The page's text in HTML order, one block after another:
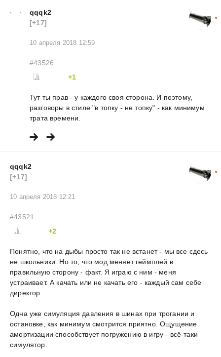
qqqk2
[+17]
10 апреля 2018 12:59
#43526
+1
Тут ты прав - у каждого своя сторона. И поэтому,
разговоры в стиле "в топку - не топку" - как минимум
трата времени.
qqqk2
[+17]
10 апреля 2018 12:21
#43521
+2
Понятно, что на дыбы просто так не встанет - мы все сдесь
не школьники. Но то, что мод меняет геймплей в
правильную сторону - факт. Я играю с ним - меня
устраивает. А качать или не качать его - каждый сам себе
директор.
Одна уже симуляция давления в шинах при трогании и
остановке, как минимум смотрится приятно. Ощущение
амортизации способствует погружению в игру - всё-таки
симулятор.